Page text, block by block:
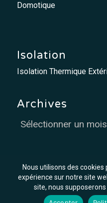
Domotique
Isolation
Isolation Thermique
Archives
© MCO - Mis à flot par
Nous utilisons des
expérience sur notre site
site, nous